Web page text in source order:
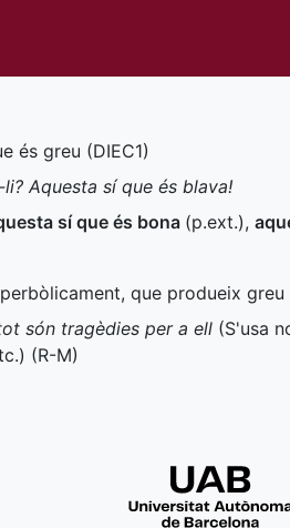
és greu (DIEC1)
Aquesta sí que és blava!
sí que és bona (p.ext.),
que produeix
són tragèdies per a ell (S'usa
(R-M)